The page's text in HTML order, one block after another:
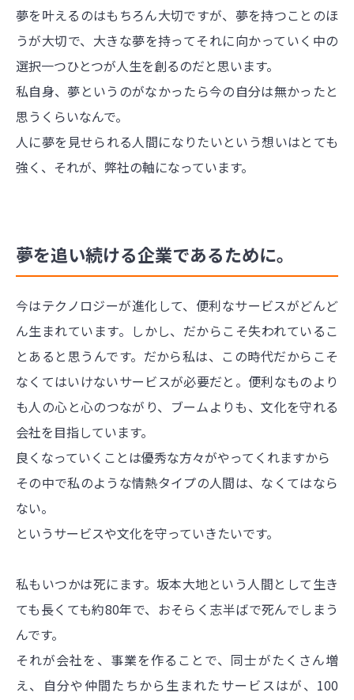
夢を叶えるのはもちろん大切ですが、夢を持つことのほ
うが大切で、大きな夢を持ってそれに向かっていく中の
選択一つひとつが人生を創るのだと思います。
私自身、夢というのがなかったら今の自分は無かったと
思うくらいなんで。
人に夢を見せられる人間になりたいという想いはとても
強く、それが、弊社の軸になっています。
夢を追い続ける企業であるために。
今はテクノロジーが進化して、便利なサービスがどんど
ん生まれています。しかし、だからこそ失われているこ
とあると思うんです。だから私は、この時代だからこそ
なくてはいけないサービスが必要だと。便利なものより
も人の心と心のつながり、ブームよりも、文化を守れる
会社を目指しています。
良くなっていくことは優秀な方々がやってくれますから
その中で私のような情熱タイプの人間は、なくてはなら
ない。
というサービスや文化を守っていきたいです。
私もいつかは死にます。坂本大地という人間として生き
ても長くても約80年で、おそらく志半ばで死んでしまう
んです。
それが会社を、事業を作ることで、同士がたくさん増
え、自分や仲間たちから生まれたサービスはが、100